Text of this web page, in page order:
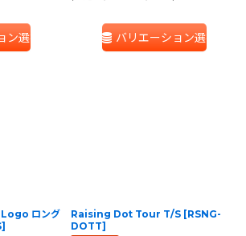
選択 バリエーション選択
ロング
]
Raising Dot Tour T/S [RSNG-
DOTT]